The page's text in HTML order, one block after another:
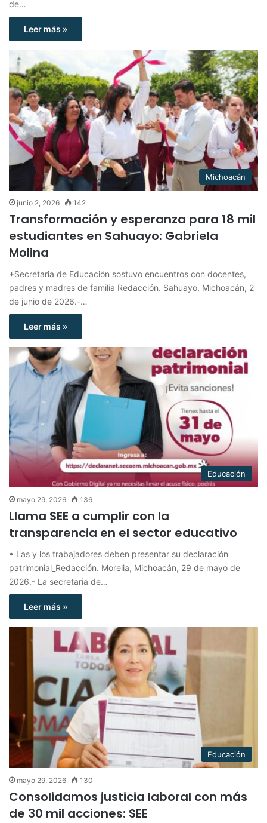
de…
Leer más »
Michoacán
junio 2, 2026 142
Transformación y esperanza para 18 mil
estudiantes en Sahuayo: Gabriela
Molina
+Secretaria de Educación sostuvo encuentros con docentes,
padres y madres de familia Redacción. Sahuayo, Michoacán, 2
de junio de 2026.-…
Leer más »
Educación
mayo 29, 2026 136
Llama SEE a cumplir con la
transparencia en el sector educativo
• Las y los trabajadores deben presentar su declaración
patrimonial_Redacción. Morelia, Michoacán, 29 de mayo de
2026.- La secretaria de…
Leer más »
Educación
mayo 29, 2026 130
Consolidamos justicia laboral con más
de 30 mil acciones: SEE